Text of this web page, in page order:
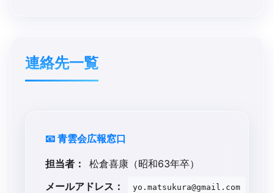
連絡先一覧
📧 青雲会広報窓口
担当者：
松倉喜康（昭和63年卒）
メールアドレス：
yo.matsukura@gmail.com